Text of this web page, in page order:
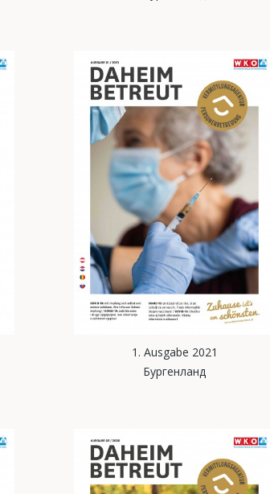
1. Ausgabe 2021
Бургенланд